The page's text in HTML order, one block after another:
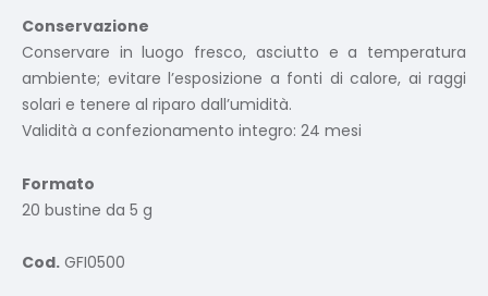
Conservazione
Conservare in luogo fresco, asciutto e a temperatura
ambiente; evitare l’esposizione a fonti di calore, ai raggi
solari e tenere al riparo dall’umidità.
Validità a confezionamento integro: 24 mesi
Formato
20 bustine da 5 g
Cod. GFI0500